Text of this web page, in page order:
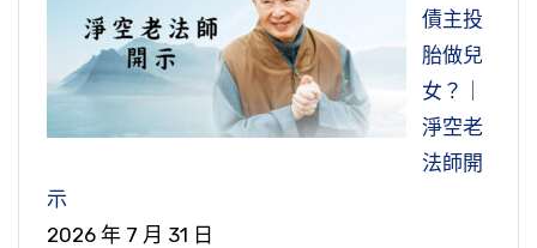
債主投
胎做兒
女？｜
淨空老
法師開
示
2026 年 7 月 31 日